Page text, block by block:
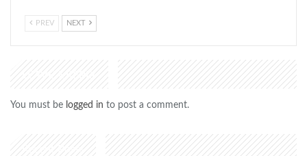
PREV NEXT
LEAVE A REPLY
You must be logged in to post a comment.
Recent Posts